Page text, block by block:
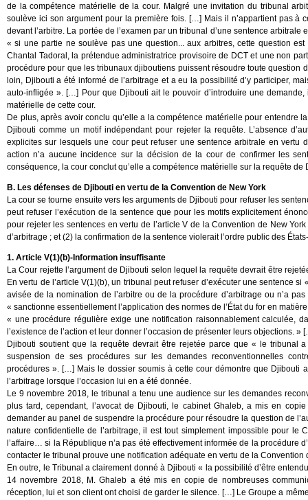
de la compétence matérielle de la cour. Malgré une invitation du tribunal
soulève ici son argument pour la première fois. […] Mais il n’appartient pas à
devant l’arbitre. La portée de l’examen par un tribunal d’une sentence
« si une partie ne soulève pas une question... aux arbitres, cette question
Chantal Tadoral, la prétendue administratrice provisoire de DCT et une non
procédure pour que les tribunaux djiboutiens puissent résoudre toute question
loin, Djibouti a été informé de l’arbitrage et a eu la possibilité d’y participer,
auto-infligée ». […] Pour que Djibouti ait le pouvoir d’introduire une
matérielle de cette cour.
De plus, après avoir conclu qu’elle a la compétence matérielle pour entendre
Djibouti comme un motif indépendant pour rejeter la requête. L’absence
explicites sur lesquels une cour peut refuser une sentence arbitrale en
action n’a aucune incidence sur la décision de la cour de confirmer les
conséquence, la cour conclut qu’elle a compétence matérielle sur la requête de
B. Les défenses de Djibouti en vertu de la Convention de New York
La cour se tourne ensuite vers les arguments de Djibouti pour refuser les
peut refuser l’exécution de la sentence que pour les motifs explicitement
pour rejeter les sentences en vertu de l’article V de la Convention de New
d’arbitrage ; et (2) la confirmation de la sentence violerait l’ordre public des
1. Article V(1)(b)-Information insuffisante
La Cour rejette l’argument de Djibouti selon lequel la requête devrait être
En vertu de l’article V(1)(b), un tribunal peut refuser d’exécuter une sentence
avisée de la nomination de l’arbitre ou de la procédure d’arbitrage ou n’a
« sanctionne essentiellement l’application des normes de l’État du for en
« une procédure régulière exige une notification raisonnablement calculée,
l’existence de l’action et leur donner l’occasion de présenter leurs objections. »
Djibouti soutient que la requête devrait être rejetée parce que « le tribunal
suspension de ses procédures sur les demandes reconventionnelles
procédures ». […] Mais le dossier soumis à cette cour démontre que Djibouti
l’arbitrage lorsque l’occasion lui en a été donnée.
Le 9 novembre 2018, le tribunal a tenu une audience sur les demandes
plus tard, cependant, l’avocat de Djibouti, le cabinet Ghaleb, a mis en
demander au panel de suspendre la procédure pour résoudre la question de
nature confidentielle de l’arbitrage, il est tout simplement impossible pour le
l’affaire… si la République n’a pas été effectivement informée de la procédure
contacter le tribunal prouve une notification adéquate en vertu de la Convention
En outre, le Tribunal a clairement donné à Djibouti « la possibilité d’être
14 novembre 2018, M. Ghaleb a été mis en copie de nombreuses
réception, lui et son client ont choisi de garder le silence. […] Le Groupe a